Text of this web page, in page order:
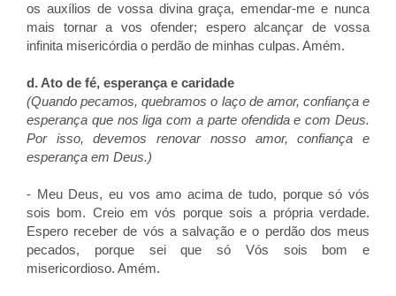
os auxílios de vossa divina graça, emendar-me e nunca
mais tornar a vos ofender; espero alcançar de vossa
infinita misericórdia o perdão de minhas culpas. Amém.
d. Ato de fé, esperança e caridade
(Quando pecamos, quebramos o laço de amor, confiança e
esperança que nos liga com a parte ofendida e com Deus.
Por isso, devemos renovar nosso amor, confiança e
esperança em Deus.)
- Meu Deus, eu vos amo acima de tudo, porque só vós
sois bom. Creio em vós porque sois a própria verdade.
Espero receber de vós a salvação e o perdão dos meus
pecados, porque sei que só Vós sois bom e
misericordioso. Amém.